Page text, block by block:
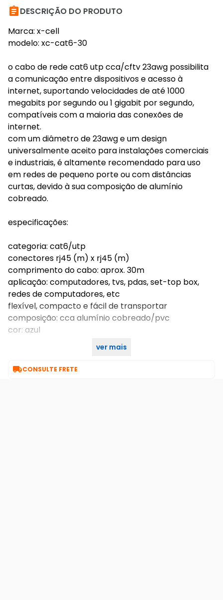
DESCRIÇÃO DO PRODUTO
Marca: x-cell
modelo: xc-cat6-30
o cabo de rede cat6 utp cca/cftv 23awg possibilita
a comunicação entre dispositivos e acesso à
internet, suportando velocidades de até 1000
megabits por segundo ou 1 gigabit por segundo,
compatíveis com a maioria das conexões de
internet.
com um diâmetro de 23awg e um design
universalmente aceito para instalações comerciais
e industriais, é altamente recomendado para uso
em redes de pequeno porte ou com distâncias
curtas, devido à sua composição de alumínio
cobreado.
especificações:
categoria: cat6/utp
conectores rj45 (m) x rj45 (m)
comprimento do cabo: aprox. 30m
aplicação: computadores, tvs, pdas, set-top box,
redes de computadores, etc
flexível, compacto e fácil de transportar
composição: cca alumínio cobreado/pvc
cor: azul
ver mais
CONSULTE FRETE